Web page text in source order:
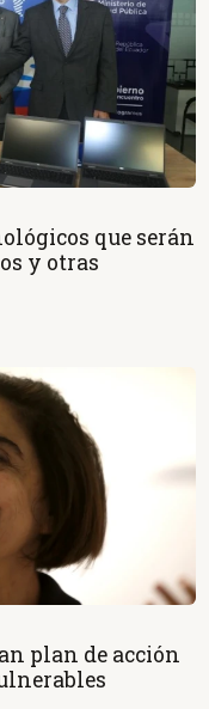
que serán
y otras
plan de acción